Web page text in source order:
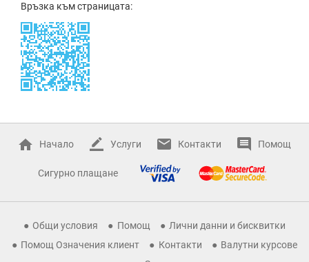
Връзка към страницата:
Начало Услуги Контакти Помощ
Сигурно плащане
Общи условия Помощ
Лични данни и бисквитки
Помощ Означения клиент
Контакти
Валутни курсове